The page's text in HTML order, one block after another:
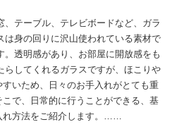
、テーブル、テレビボードなど、ガラ
は身の回りに沢山使われている素材で
。透明感があり、お部屋に開放感をも
らしてくれるガラスですが、ほこりや
すいため、日々のお手入れがとても重
で、日常的に行うことができる、基
れ方法をご紹介します。……